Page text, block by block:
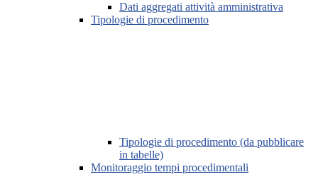
Dati aggregati attività amministrativa
Tipologie di procedimento
Tipologie di procedimento (da pubblicare
in tabelle)
Monitoraggio tempi procedimentali